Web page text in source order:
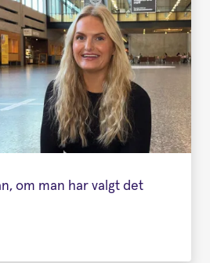
om man har valgt det